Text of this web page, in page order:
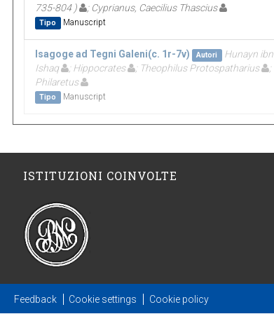
735-804 )
; Cyprianus, Caecilius Thascius
Tipo Manuscript
Isagoge ad Tegni Galeni(c. 1r-7v) Autori
Hunayn ibn
Ishaq
; Hippocrates ; Theophilus Protospatharius
;
Philaretus
Tipo Manuscript
ISTITUZIONI COINVOLTE
Feedback Cookie settings Cookie policy